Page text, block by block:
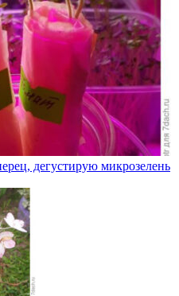
дегустирую микрозелень